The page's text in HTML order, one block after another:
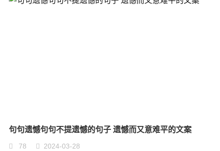
句句遗憾句句不提遗憾的句子 遗憾而又意难平的文案
78 2024-03-28